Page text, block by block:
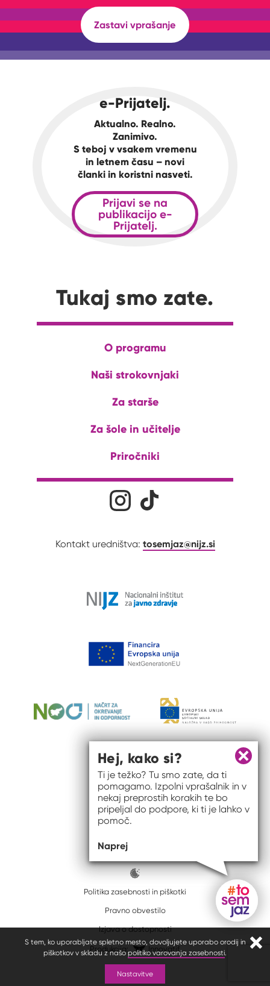
S tem, ko uporabljate spletno mesto, dovoljujete uporabo orodij in
piškotkov v skladu z našopolitiko varovanja zasebnosti.
Nastavitve
Zastavi vprašanje
e-Prijatelj.
Aktualno. Realno.
Zanimivo.
S teboj v vsakem vremenu
in letnem času – novi
članki in koristni nasveti.
Prijavi se na
publikacijo e-
Prijatelj.
Tukaj smo zate.
O programu
Naši strokovnjaki
Za starše
Za šole in učitelje
Priročniki
Družabna omrežjaNa naš Instagram profil
Kontakt uredništva: tosemjaz@nijz.si
ISSN spletišča: 2820-5960
Politika zasebnosti in piškotki
Pravno obvestilo
Izjava o dostopnosti
Produkcija: Innovatif
Gumb
Zapri
Hej, kako si?
Ti je težko? Tu smo zate, da ti
pomagamo. Izpolni vprašalnik in v
nekaj preprostih korakih te bo
pripeljal do podpore, ki ti je lahko v
pomoč.
Naprej